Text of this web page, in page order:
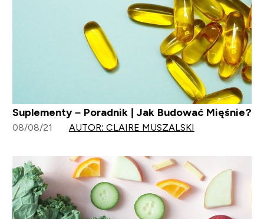
Suplementy – Poradnik | Jak Budować Mięśnie?
08/08/21 AUTOR: CLAIRE MUSZALSKI